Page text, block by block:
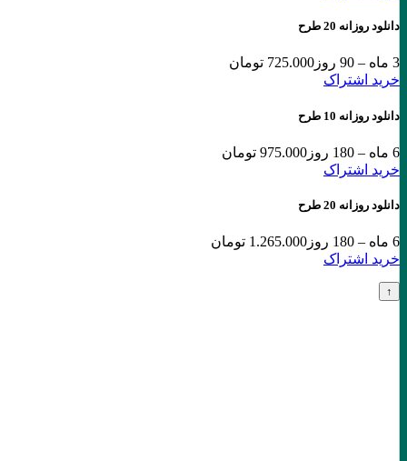
دانلود روزانه 20 طرح
725.000 تومان
خرید اشتراک
دانلود روزانه 10 طرح
975.000 تومان
خرید اشتراک
دانلود روزانه 20 طرح
1.265.000 تومان
خرید اشتراک